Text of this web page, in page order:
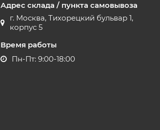
Адрес склада / пункта самовывоза
г. Москва, Тихорецкий бульвар 1,
корпус 5
Время работы
Пн-Пт: 9:00-18:00